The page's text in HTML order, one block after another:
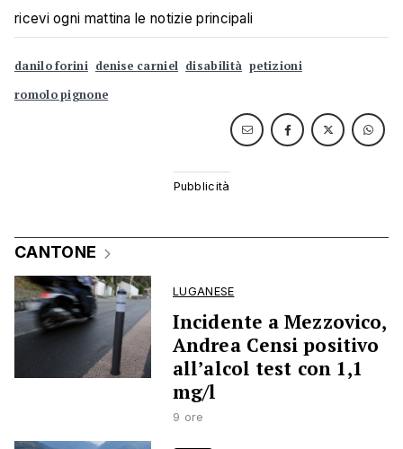
ricevi ogni mattina le notizie principali
danilo forini denise carniel disabilità petizioni
romolo pignone
CANTONE
LUGANESE
Incidente a Mezzovico,
Andrea Censi positivo
all’alcol test con 1,1
mg/l
9 ore